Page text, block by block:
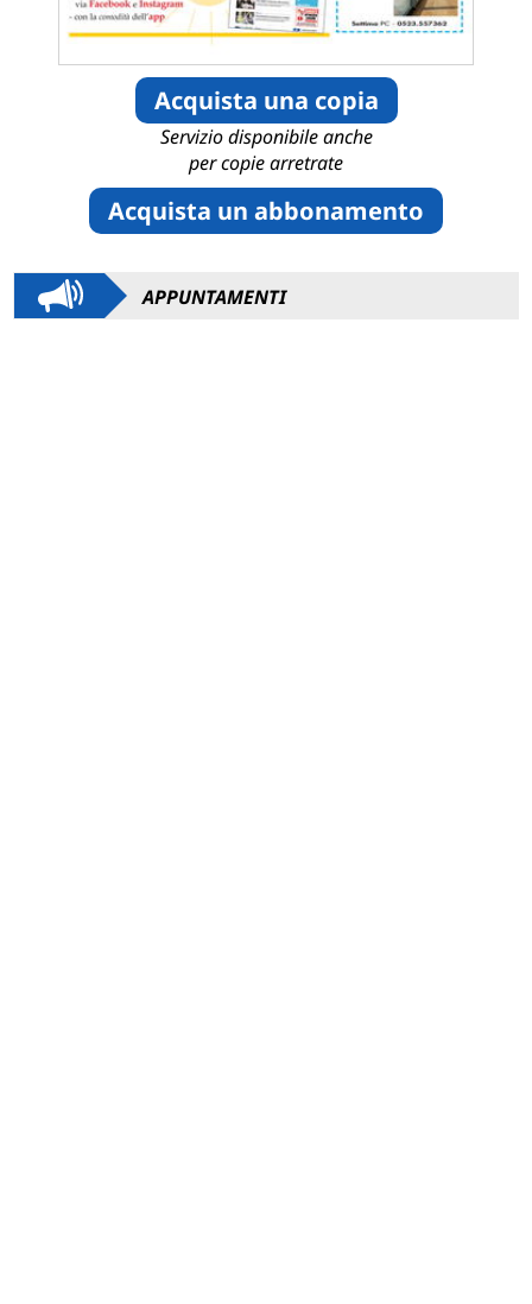
Acquista una copia
Servizio disponibile anche
per copie arretrate
Acquista un abbonamento
APPUNTAMENTI